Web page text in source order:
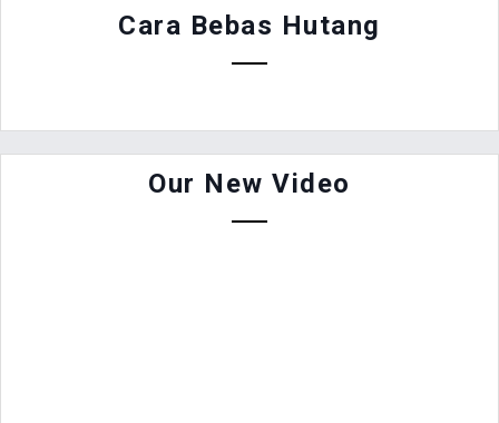
Cara Bebas Hutang
Our New Video